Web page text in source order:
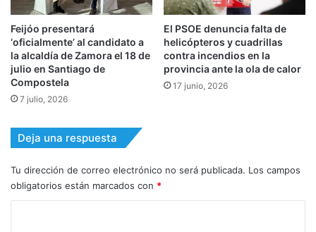
Feijóo presentará
‘oficialmente’ al candidato a
la alcaldía de Zamora el 18 de
julio en Santiago de
Compostela
7 julio, 2026
El PSOE denuncia falta de
helicópteros y cuadrillas
contra incendios en la
provincia ante la ola de calor
17 junio, 2026
Deja una respuesta
Tu dirección de correo electrónico no será publicada. Los campos
obligatorios están marcados con *